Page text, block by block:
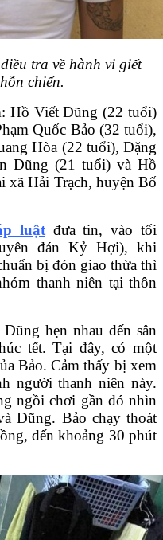
tra về hành vi giết
chiến.
Hồ Viết Dũng (22 tuổi)
Quốc Bảo (32 tuổi),
Hòa (22 tuổi), Đặng
Dũng (21 tuổi) và Hồ
xã Hải Trạch, huyện Bố
luậtđưa tin, vào tối
đán Kỷ Hợi), khi
bị đón giao thừa thì
thanh niên tại thôn
hẹn nhau đến sân
tết. Tại đây, có một
Bảo. Cảm thấy bị xem
người thanh niên này.
ngồi chơi gần đó nhìn
Dũng. Bảo chạy thoát
đến khoảng 30 phút